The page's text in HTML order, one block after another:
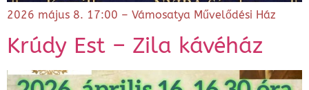
2026 május 8. 17:00 – Vámosatya Művelődési Ház
Krúdy Est – Zila kávéház